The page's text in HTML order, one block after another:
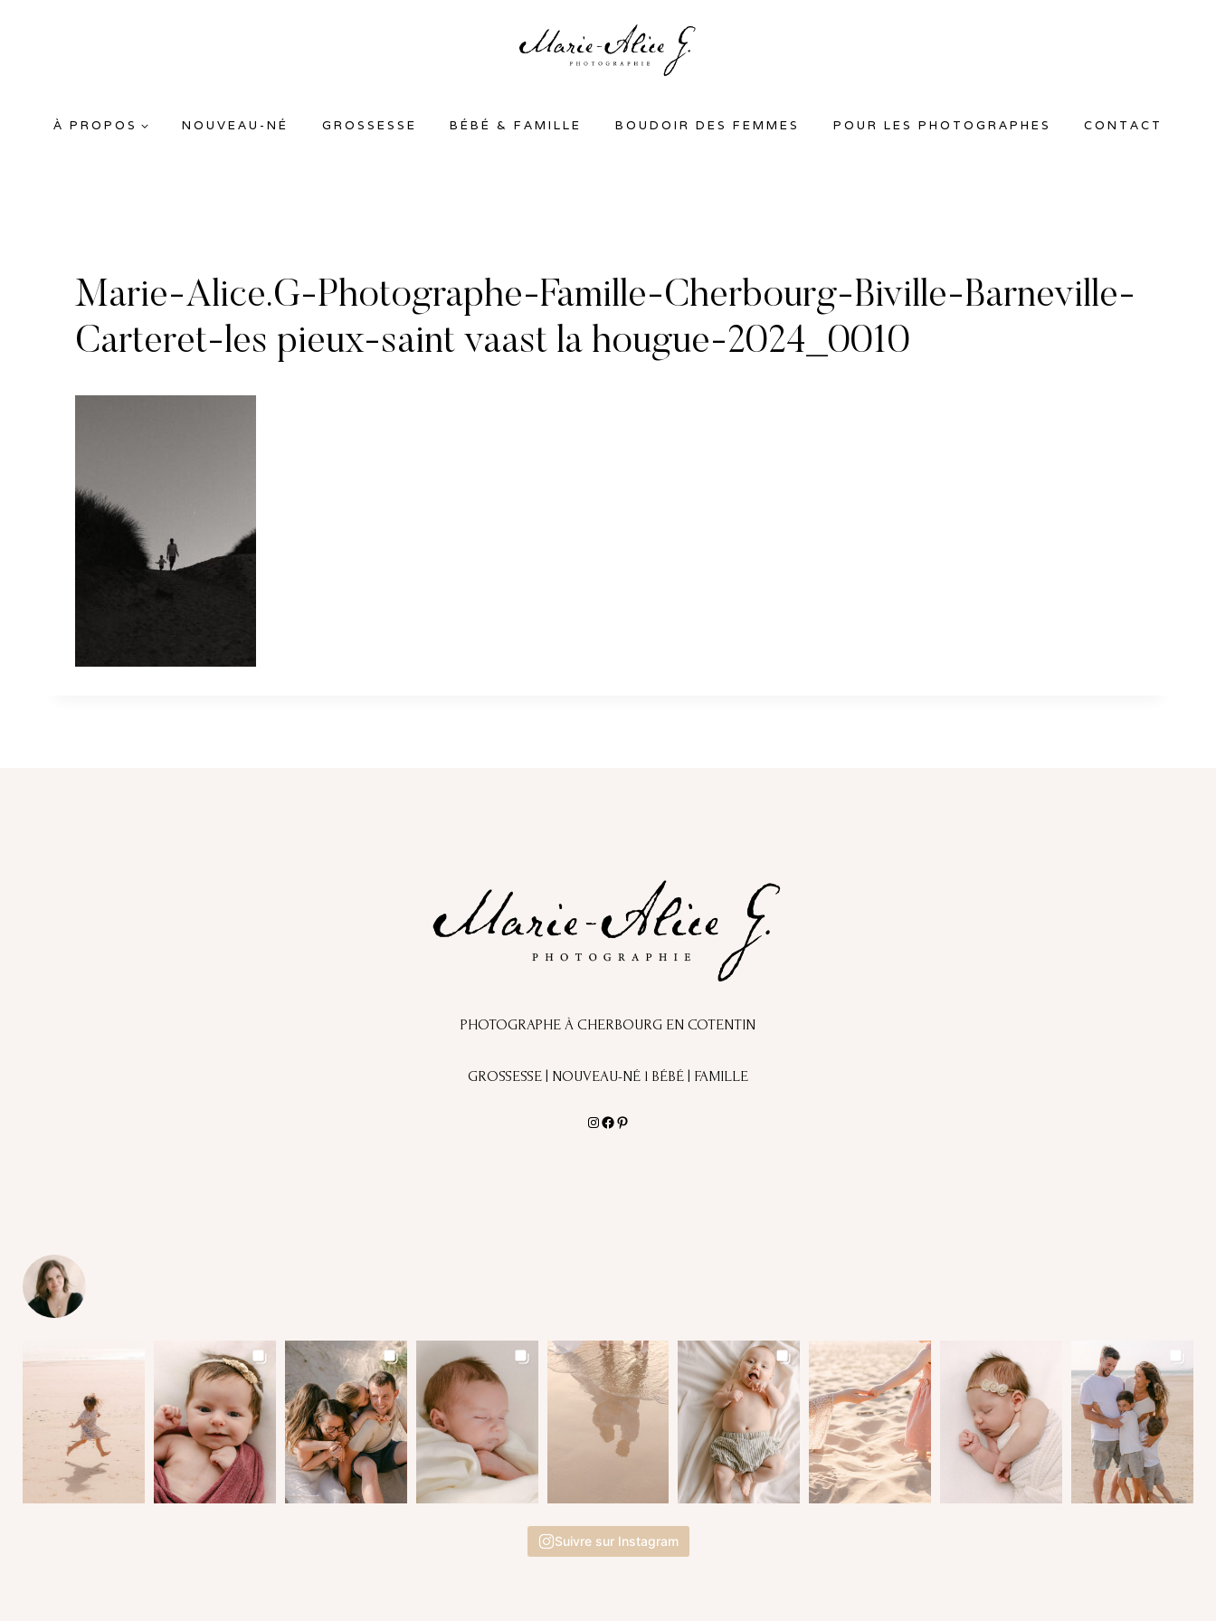
À PROPOS NOUVEAU-NÉ GROSSESSE BÉBÉ & FAMILLE BOUDOIR DES FEMMES POUR LES PHOTOGRAPHES CONTACT
Marie-Alice.G-Photographe-Famille-Cherbourg-Biville-Barneville-
Carteret-les pieux-saint vaast la hougue-2024_0010
PHOTOGRAPHE À CHERBOURG EN COTENTIN
GROSSESSE | NOUVEAU-NÉ l BÉBÉ | FAMILLE
Instagram
Facebook
Pinterest
Suivre sur Instagram